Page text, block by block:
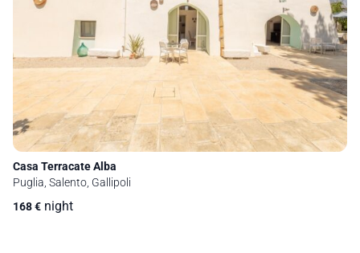
Casa Terracate Alba
Puglia, Salento, Gallipoli
168€ night